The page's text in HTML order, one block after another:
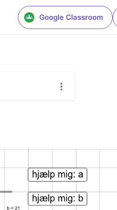
Google Classroom